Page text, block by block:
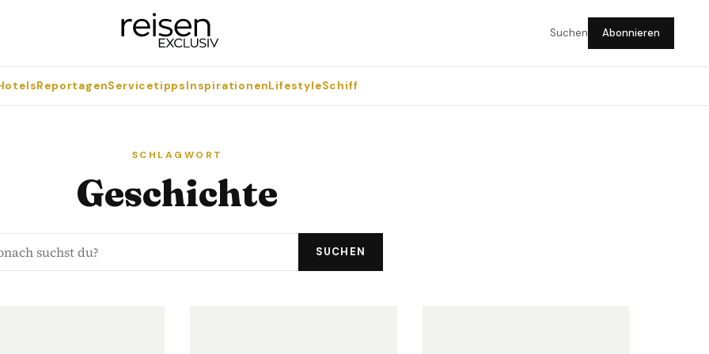
Suchen Abonnieren
ReportagenServicetippsInspirationenLifestyleSchiff
SCHLAGWORT
Geschichte
SUCHEN